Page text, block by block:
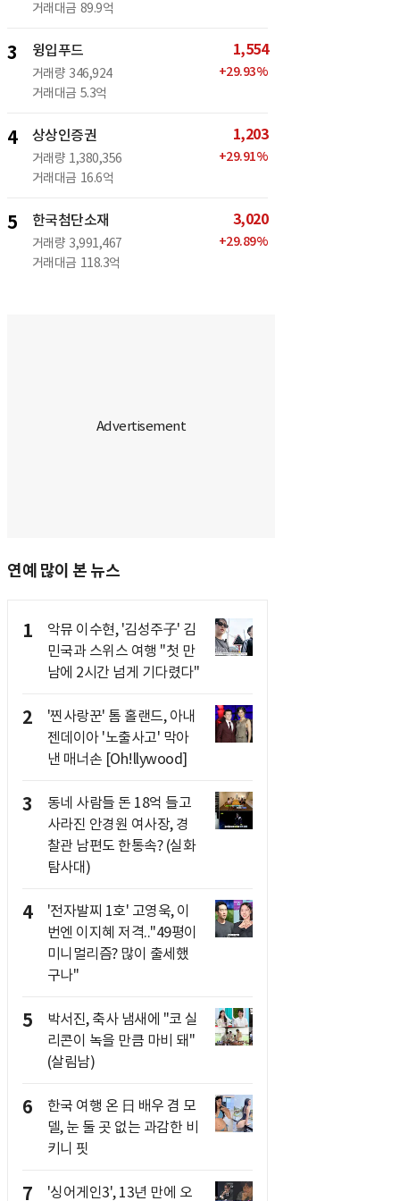
거래대금 89.9억
3 윙입푸드
거래량 346,924
거래대금 5.3억
1,554
+29.93%
4 상상인증권
거래량 1,380,356
거래대금 16.6억
1,203
+29.91%
5 한국첨단소재
거래량 3,991,467
거래대금 118.3억
3,020
+29.89%
연예 많이 본 뉴스
1
악뮤 이수현, '김성주子' 김
민국과 스위스 여행 "첫 만
남에 2시간 넘게 기다렸다"
2
'찐사랑꾼' 톰 홀랜드, 아내
젠데이아 '노출사고' 막아
낸 매너손 [Oh!llywood]
3
동네 사람들 돈 18억 들고
사라진 안경원 여사장, 경
찰관 남편도 한통속? (실화
탐사대)
4
'전자발찌 1호' 고영욱, 이
번엔 이지혜 저격.."49평이
미니멀리즘? 많이 출세했
구나"
5
박서진, 축사 냄새에 "코 실
리콘이 녹을 만큼 마비 돼"
(살림남)
6
한국 여행 온 日 배우 겸 모
델, 눈 둘 곳 없는 과감한 비
키니 핏
7 '싱어게인3', 13년 만에 오